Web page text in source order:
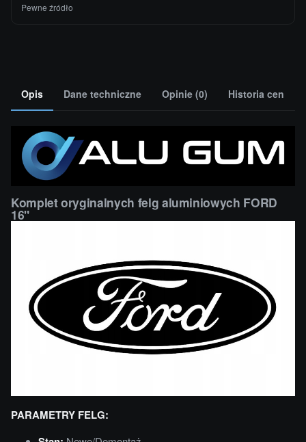
Pewne źródło
Opis Dane techniczne Opinie (0) Historia cen
Komplet oryginalnych felg aluminiowych FORD
16"
PARAMETRY FELG: